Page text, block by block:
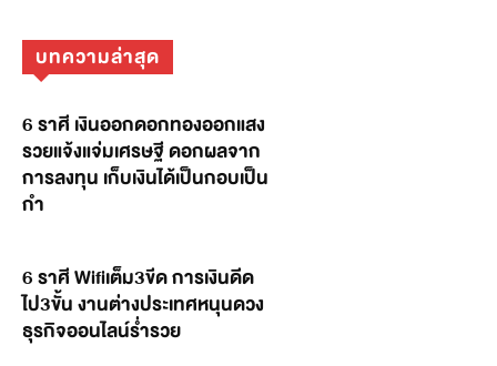
บทความล่าสุด
6 ราศี เงินออกดอกทองออกแสง
รวยแจ้งแจ่มเศรษฐี ดอกผลจาก
การลงทุน เก็บเงินได้เป็นกอบเป็น
กำ
6 ราศี Wifiเต็ม3ขีด การเงินดีด
ไป3ขั้น งานต่างประเทศหนุนดวง
ธุรกิจออนไลน์ร่ำรวย